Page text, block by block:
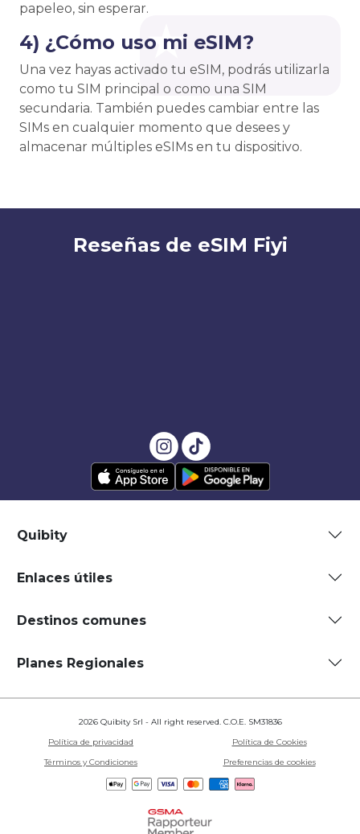
papeleo, sin esperar.
4) ¿Cómo uso mi eSIM?
Una vez hayas activado tu eSIM, podrás utilizarla
como tu SIM principal o como una SIM
secundaria. También puedes cambiar entre las
SIMs en cualquier momento que desees y
almacenar múltiples eSIMs en tu dispositivo.
Reseñas de eSIM Fiyi
Quibity
Enlaces útiles
Destinos comunes
Planes Regionales
2026 Quibity Srl - All right reserved. C.O.E. SM31836
Política de privacidad
Política de Cookies
Términos y Condiciones
Preferencias de cookies